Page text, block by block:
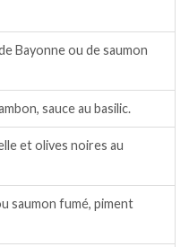
Bayonne ou de saumon
sauce au basilic.
et olives noires au
saumon fumé, piment